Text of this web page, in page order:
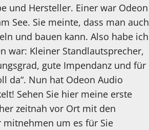
und Hersteller. Einer war Odeon
See. Sie meinte, dass man auch
und bauen kann. Also habe ich
war: Kleiner Standlautsprecher,
gute Impendanz und für
da“. Nun hat Odeon Audio
Sehen Sie hier meine erste
zeitnah vor Ort mit den
mitnehmen um es für Sie